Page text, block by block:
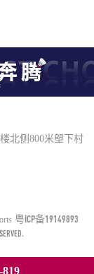
北侧800米塱下村
粤ICP备19149893
819